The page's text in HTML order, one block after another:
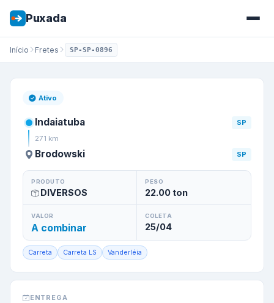
Puxada
Início Fretes SP-SP-0896
Frete de
Ativo
Indaiatuba
SP
271 km
Brodowski SP
PRODUTO
DIVERSOS
PESO
22.00ton
VALOR
A combinar
COLETA
25/04
Carreta Carreta LS Vanderléia
ENTREGA